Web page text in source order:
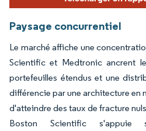
Paysage concurrentiel
Le marché affiche une
Scientific et Medtronic ancrent
portefeuilles étendus et une
différencie par une architecture en
d'atteindre des taux de fracture
Boston Scientific s'appuie